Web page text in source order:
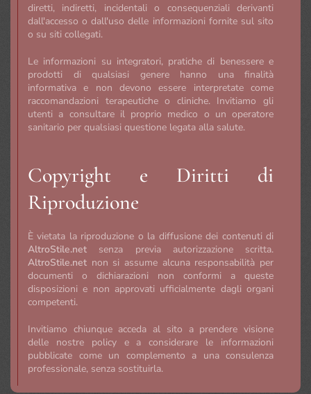
diretti, indiretti, incidentali o consequenziali derivanti
dall'accesso o dall'uso delle informazioni fornite sul sito
o su siti collegati.
Le informazioni su integratori, pratiche di benessere e
prodotti di qualsiasi genere hanno una finalità
informativa e non devono essere interpretate come
raccomandazioni terapeutiche o cliniche. Invitiamo gli
utenti a consultare il proprio medico o un operatore
sanitario per qualsiasi questione legata alla salute.
Copyright e Diritti di
Riproduzione
È vietata la riproduzione o la diffusione dei contenuti di
AltroStile.net senza previa autorizzazione scritta.
AltroStile.net non si assume alcuna responsabilità per
documenti o dichiarazioni non conformi a queste
disposizioni e non approvati ufficialmente dagli organi
competenti.
Invitiamo chiunque acceda al sito a prendere visione
delle nostre policy e a considerare le informazioni
pubblicate come un complemento a una consulenza
professionale, senza sostituirla.